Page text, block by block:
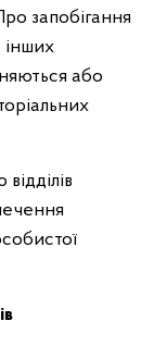
запобігання
інших
або